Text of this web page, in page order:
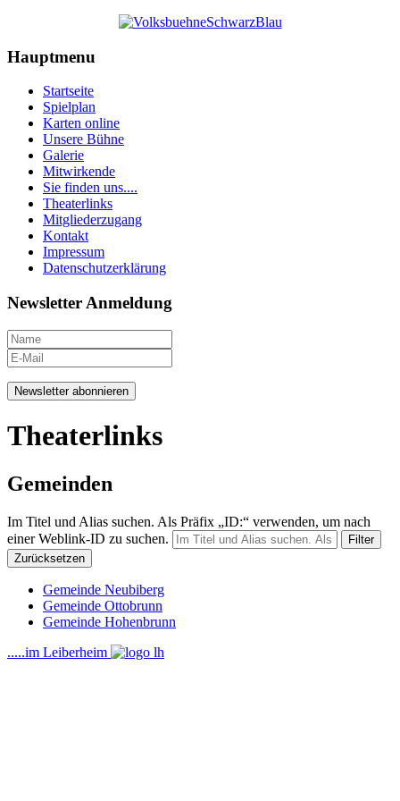
Hauptmenu
Startseite
Spielplan
Karten online
Unsere Bühne
Galerie
Mitwirkende
Sie finden uns....
Theaterlinks
Mitgliederzugang
Kontakt
Impressum
Datenschutzerklärung
Newsletter Anmeldung
Newsletter abonnieren
Theaterlinks
Gemeinden
Im Titel und Alias suchen. Als Präfix „ID:“ verwenden, um nach
einer Weblink-ID zu suchen.
Filter
Zurücksetzen
Gemeinde Neubiberg
Gemeinde Ottobrunn
Gemeinde Hohenbrunn
.....im Leiberheim